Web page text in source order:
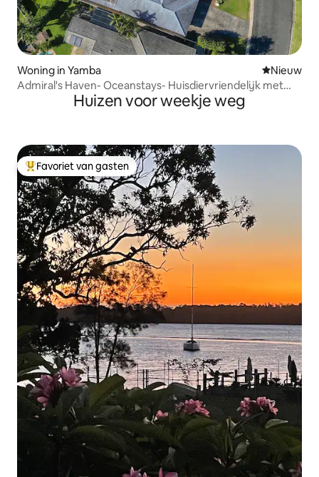
Woning in Yamba Nieuwe
Nieuw
Admiral's Haven- Oceanstays- Huisdiervriendelijk met
Huizen voor weekje weg
Topfavoriet van gasten
Favoriet van gasten